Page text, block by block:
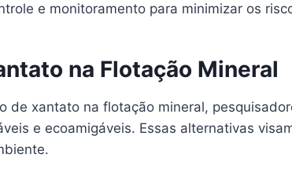
e monitoramento para minimizar os
na Flotação Mineral
de xantato na flotação mineral,
e ecoamigáveis. Essas alternativas